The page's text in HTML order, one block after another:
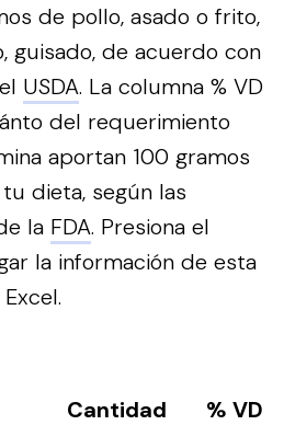
de pollo, asado o frito,
guisado, de acuerdo con
USDA. La columna % VD
del requerimiento
aportan 100 gramos
dieta, según las
la FDA. Presiona el
la información de esta
Cantidad
% VD